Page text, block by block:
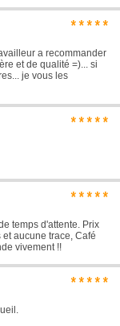
*****
a recommander
et de qualité =)... si
je vous les
*****
*****
temps d'attente. Prix
aucune trace, Café
vivement !!
*****